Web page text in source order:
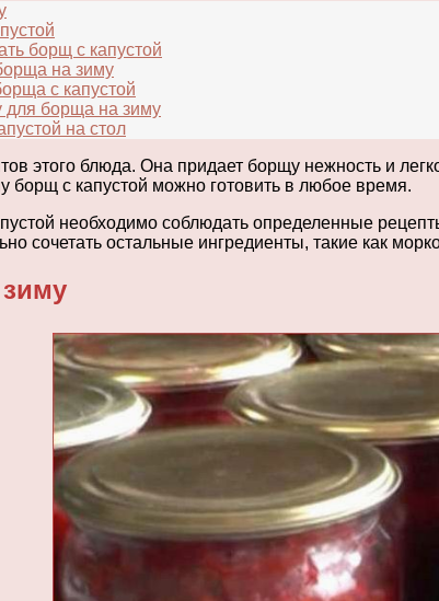
борщ с капустой
на зиму
с капустой
для борща на зиму
на стол
этого блюда. Она придает борщу нежность и
борщ с капустой можно готовить в любое время.
необходимо соблюдать определенные
сочетать остальные ингредиенты, такие как